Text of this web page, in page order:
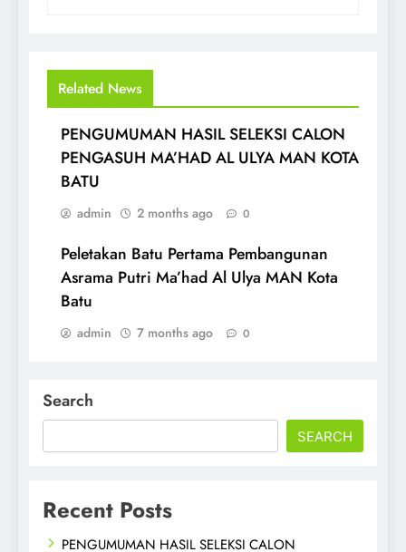
Related News
PENGUMUMAN HASIL SELEKSI CALON
PENGASUH MA’HAD AL ULYA MAN KOTA
BATU
admin 2 months ago 0
Peletakan Batu Pertama Pembangunan
Asrama Putri Ma’had Al Ulya MAN Kota
Batu
admin 7 months ago 0
Search
SEARCH
Recent Posts
PENGUMUMAN HASIL SELEKSI CALON